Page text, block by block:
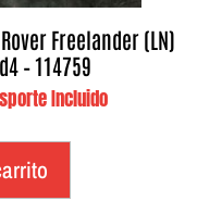
Freelander (LN)
– 114759
Incluido